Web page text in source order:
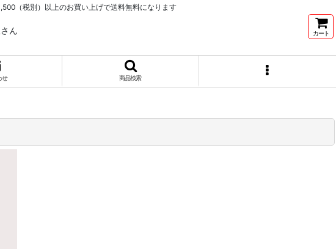
（税別）以上のお買い上げで送料無料になります
ん カート
せ 商品検索